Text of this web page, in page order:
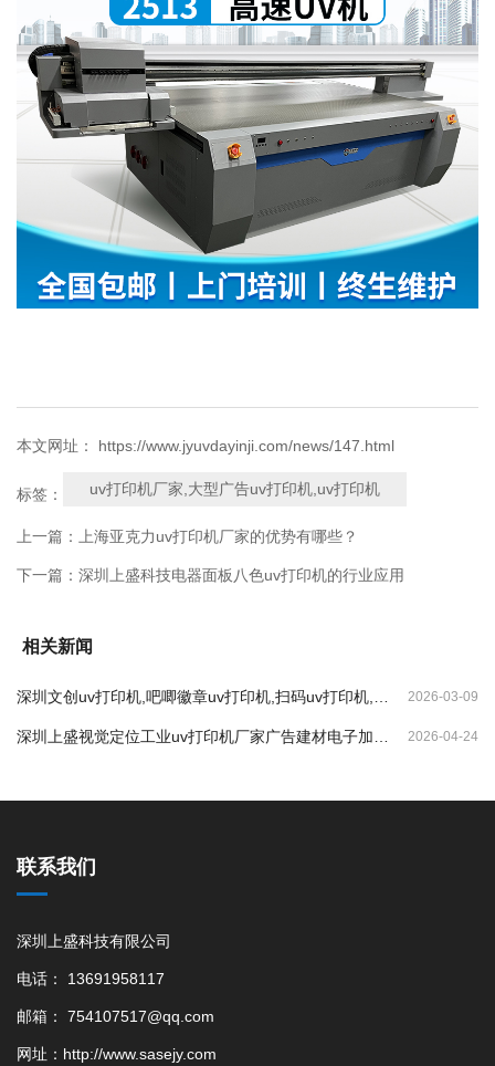
本文网址： https://www.jyuvdayinji.com/news/147.html
标签： uv打印机厂家,大型广告uv打印机,uv打印机
上一篇： 上海亚克力uv打印机厂家的优势有哪些？
下一篇： 深圳上盛科技电器面板八色uv打印机的行业应用
相关新闻
2026-03-09
深圳文创uv打印机,吧唧徽章uv打印机,扫码uv打印机,纪
念币uv打印机 2026-04-24
深圳上盛视觉定位工业uv打印机厂家广告建材电子加工
联系我们
深圳上盛科技有限公司
电话： 13691958117
邮箱： 754107517@qq.com
网址：http://www.sasejy.com